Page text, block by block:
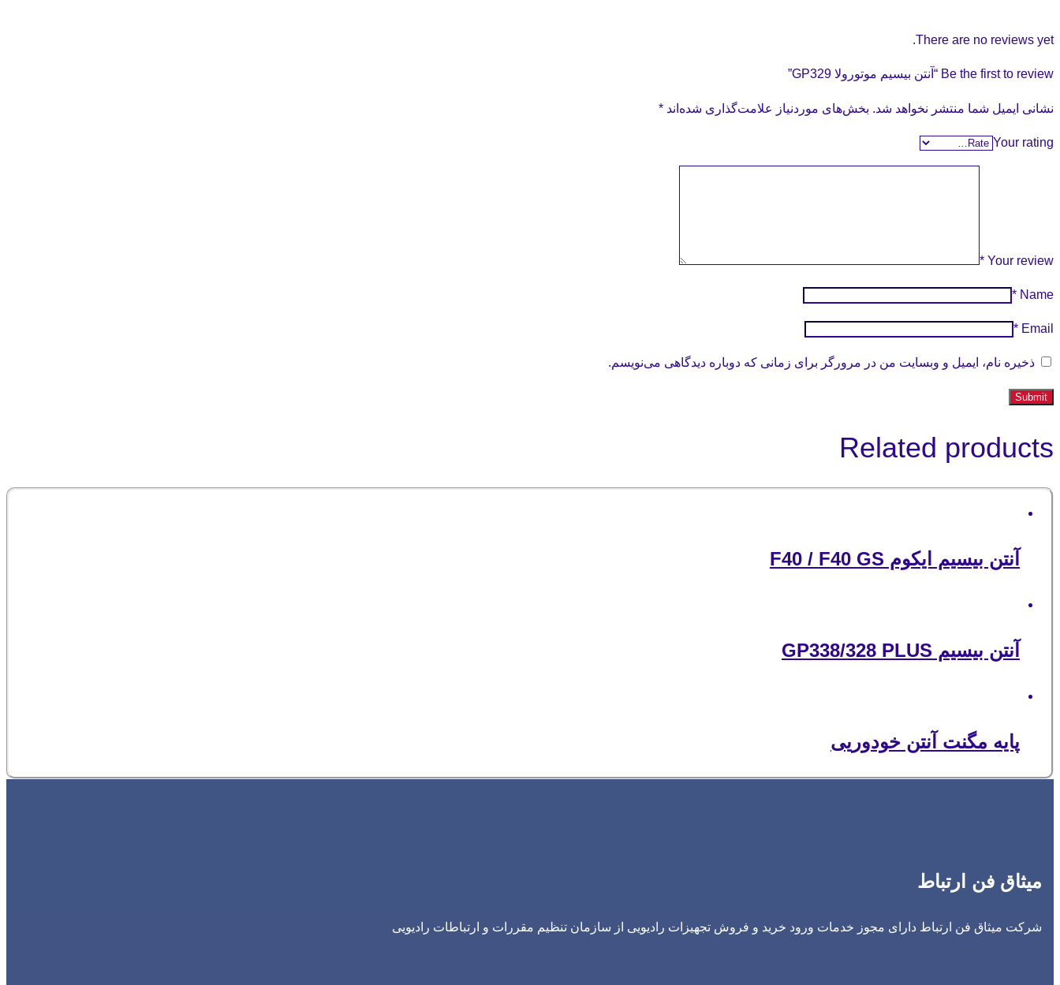
There are no reviews yet.
Be the first to review “آنتن بیسیم موتورولا GP329”
نشانی ایمیل شما منتشر نخواهد شد. بخش‌های موردنیاز علامت‌گذاری شده‌اند *
Your rating
Your review
*
Name
*
Email
*
ذخیره نام، ایمیل و وبسایت من در مرورگر برای زمانی که دوباره دیدگاهی می‌نویسم.
Related products
آنتن بیسیم ایکوم F40 / F40 GS
آنتن بیسیم GP338/328 PLUS
پایه مگنت آنتن خودوریی
میثاق فن ارتباط
شرکت میثاق فن ارتباط دارای مجوز خدمات ورود خرید و فروش تجهیزات رادیویی از سازمان تنظیم مقررات و ارتباطات رادیویی